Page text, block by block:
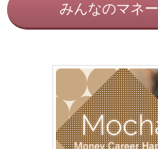
みんなのマネ